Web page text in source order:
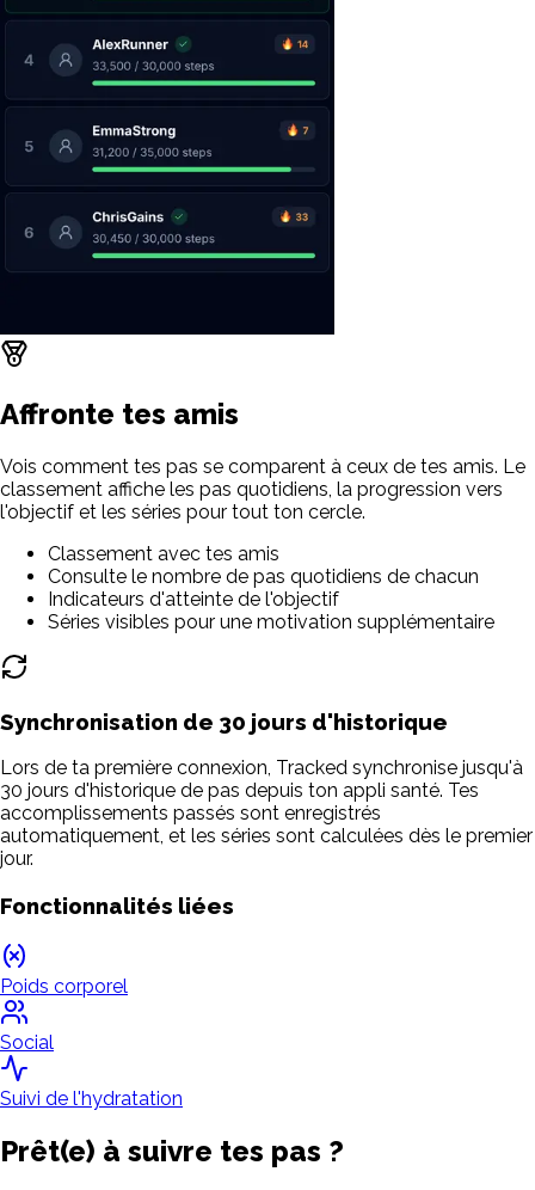
Affronte tes amis
Vois comment tes pas se comparent à ceux de tes amis. Le
classement affiche les pas quotidiens, la progression vers
l'objectif et les séries pour tout ton cercle.
Classement avec tes amis
Consulte le nombre de pas quotidiens de chacun
Indicateurs d'atteinte de l'objectif
Séries visibles pour une motivation supplémentaire
Synchronisation de 30 jours d'historique
Lors de ta première connexion, Tracked synchronise jusqu'à
30 jours d'historique de pas depuis ton appli santé. Tes
accomplissements passés sont enregistrés
automatiquement, et les séries sont calculées dès le premier
jour.
Fonctionnalités liées
Poids corporel
Social
Suivi de l'hydratation
Prêt(e) à suivre tes pas ?